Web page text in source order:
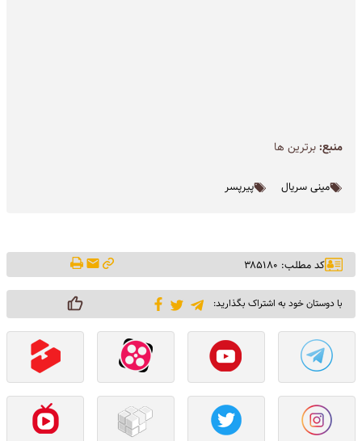
منبع:برترین ها
مینی سریال پیرپسر
کد مطلب: ۳۸۵۱۸۰
با دوستان خود به اشتراک بگذارید: